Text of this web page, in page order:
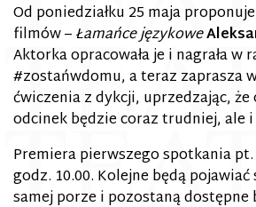
Od poniedziałku 25 maja
filmów –Łamańce językowe
Aktorka opracowała je i nagrała w
#zostańwdomu, a teraz zaprasza
ćwiczenia z dykcji, uprzedzając, że
odcinek będzie coraz trudniej, ale
Premiera pierwszego spotkania pt.
godz. 10.00. Kolejne będą
samej porze i pozostaną dostępne